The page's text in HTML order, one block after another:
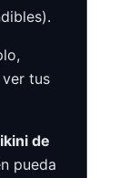
tus
de
pueda